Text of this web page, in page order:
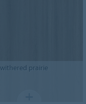
withered prairie